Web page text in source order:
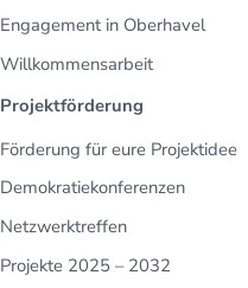
Engagement in Oberhavel
Willkommensarbeit
Projektförderung
Förderung für eure Projektidee
Demokratiekonferenzen
Netzwerktreffen
Projekte 2025 – 2032